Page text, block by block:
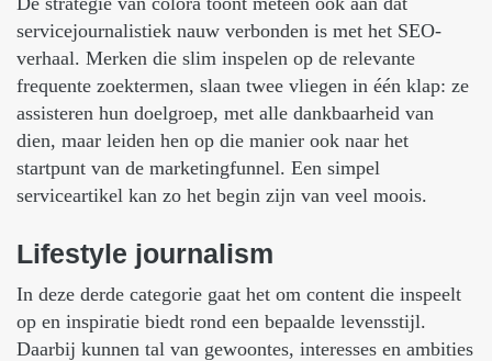
servicejournalistiek nauw verbonden is met het SEO-
verhaal. Merken die slim inspelen op de relevante
frequente zoektermen, slaan twee vliegen in één klap: ze
assisteren hun doelgroep, met alle dankbaarheid van
dien, maar leiden hen op die manier ook naar het
startpunt van de marketingfunnel. Een simpel
serviceartikel kan zo het begin zijn van veel moois.
Lifestyle journalism
In deze derde categorie gaat het om content die inspeelt
op en inspiratie biedt rond een bepaalde levensstijl.
Daarbij kunnen tal van gewoontes, interesses en ambities